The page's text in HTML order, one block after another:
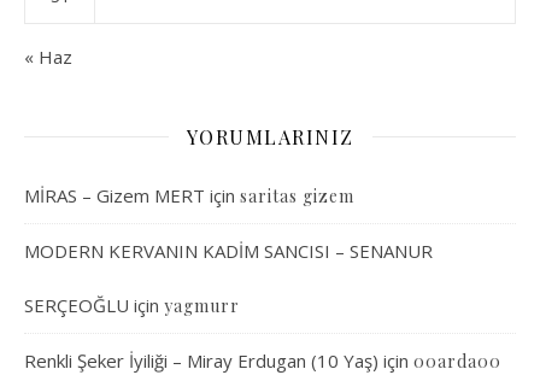
« Haz
YORUMLARINIZ
MİRAS – Gizem MERT için saritas gizem
MODERN KERVANIN KADİM SANCISI – SENANUR
SERÇEOĞLU için yagmurr
Renkli Şeker İyiliği – Miray Erdugan (10 Yaş) için 00arda00